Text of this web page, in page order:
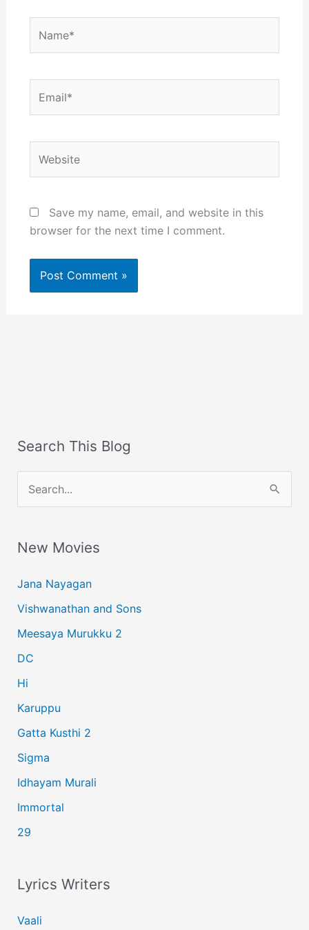
Save my name, email, and website in this
browser for the next time I comment.
Search This Blog
e
r
h
f
o
r
:
New Movies
Jana Nayagan
Vishwanathan and Sons
Meesaya Murukku 2
DC
Hi
Karuppu
Gatta Kusthi 2
Sigma
Idhayam Murali
Immortal
29
Lyrics Writers
Vaali